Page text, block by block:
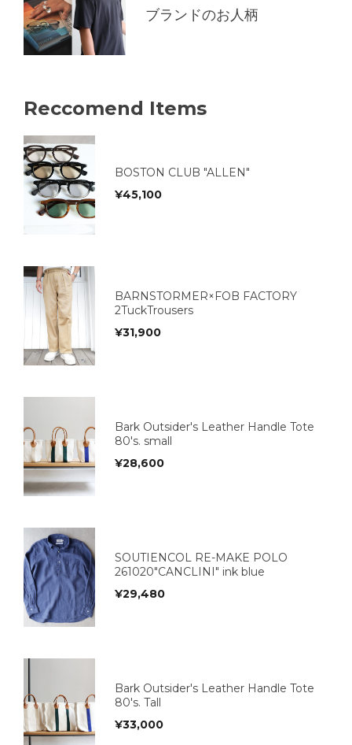
ブランドのお人柄
Reccomend Items
BOSTON CLUB "ALLEN"
¥45,100
BARNSTORMER×FOB FACTORY
2TuckTrousers
¥31,900
Bark Outsider's Leather Handle Tote
80's. small
¥28,600
SOUTIENCOL RE-MAKE POLO
261020"CANCLINI" ink blue
¥29,480
Bark Outsider's Leather Handle Tote
80's. Tall
¥33,000